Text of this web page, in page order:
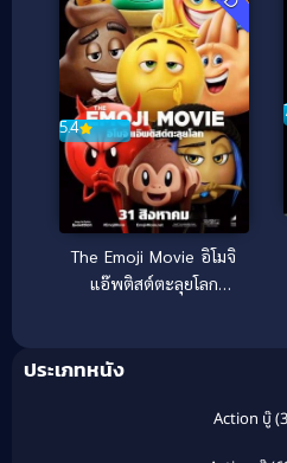
5.4
The Emoji Movie อิโมจิ
แอ๊พติสต์ตะลุยโลก
ประเภทหนัง
Action บู๊